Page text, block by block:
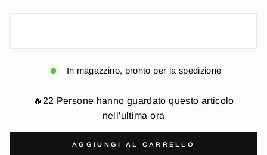
In magazzino, pronto per la spedizione
🔥22 Persone hanno guardato questo articolo
nell'ultima ora
AGGIUNGI AL CARRELLO